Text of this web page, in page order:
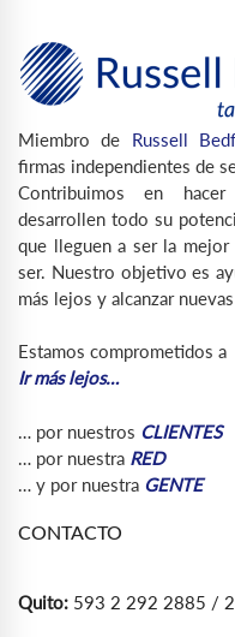
Miembro de Russell
firmas independientes de
Contribuimos en
desarrollen todo su
que lleguen a ser la
ser. Nuestro objetivo es
más lejos y alcanzar
Estamos comprometidos a
Ir más lejos…
… por nuestros CLIENTES
… por nuestra RED
… y por nuestra GENTE
CONTACTO
Quito: 593 2 292 2885 /